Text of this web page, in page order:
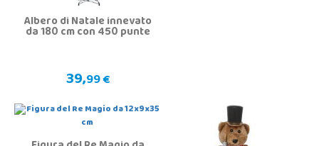
Albero di Natale innevato
da 180 cm con 450 punte
39,99 €